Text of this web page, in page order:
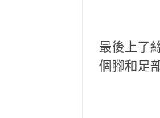
最後上了
個腳和足